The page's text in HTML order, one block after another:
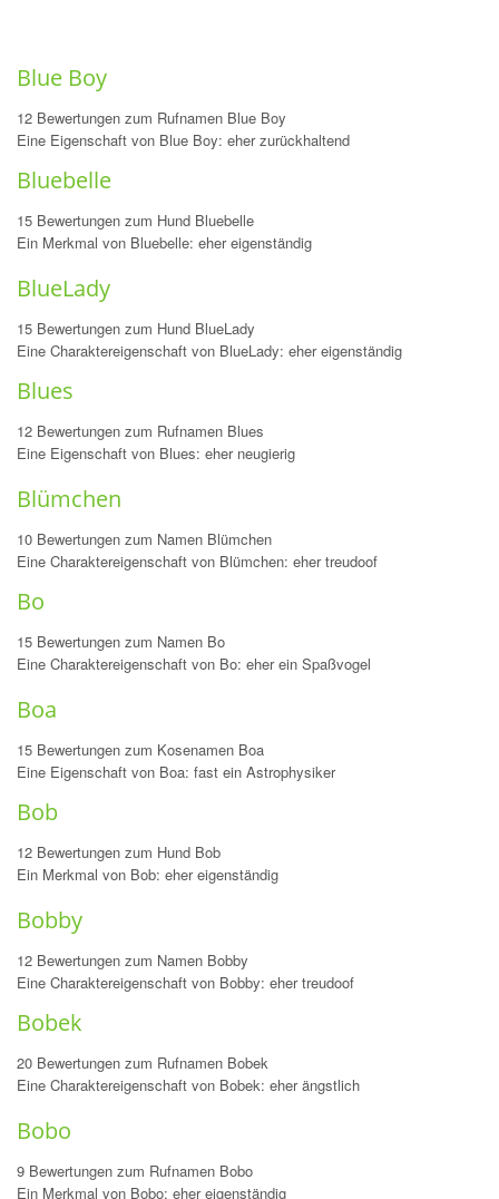
Blue Boy
12 Bewertungen zum Rufnamen Blue Boy
Eine Eigenschaft von Blue Boy: eher zurückhaltend
Bluebelle
15 Bewertungen zum Hund Bluebelle
Ein Merkmal von Bluebelle: eher eigenständig
BlueLady
15 Bewertungen zum Hund BlueLady
Eine Charaktereigenschaft von BlueLady: eher eigenständig
Blues
12 Bewertungen zum Rufnamen Blues
Eine Eigenschaft von Blues: eher neugierig
Blümchen
10 Bewertungen zum Namen Blümchen
Eine Charaktereigenschaft von Blümchen: eher treudoof
Bo
15 Bewertungen zum Namen Bo
Eine Charaktereigenschaft von Bo: eher ein Spaßvogel
Boa
15 Bewertungen zum Kosenamen Boa
Eine Eigenschaft von Boa: fast ein Astrophysiker
Bob
12 Bewertungen zum Hund Bob
Ein Merkmal von Bob: eher eigenständig
Bobby
12 Bewertungen zum Namen Bobby
Eine Charaktereigenschaft von Bobby: eher treudoof
Bobek
20 Bewertungen zum Rufnamen Bobek
Eine Charaktereigenschaft von Bobek: eher ängstlich
Bobo
9 Bewertungen zum Rufnamen Bobo
Ein Merkmal von Bobo: eher eigenständig